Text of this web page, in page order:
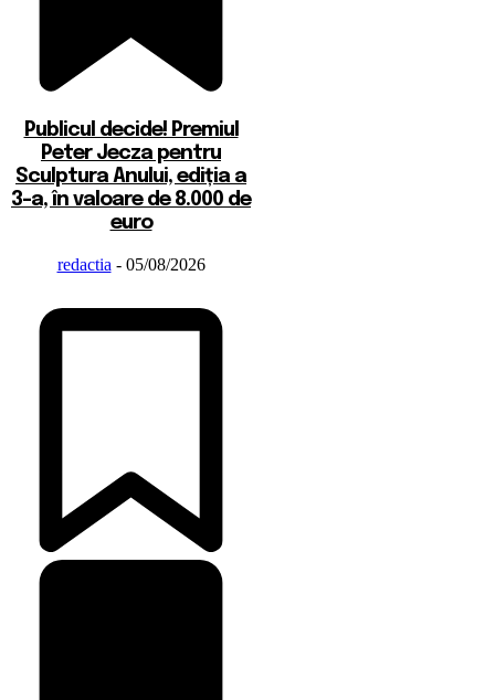
Publicul decide! Premiul
Peter Jecza pentru
Sculptura Anului, ediția a
3-a, în valoare de 8.000 de
euro
redactia - 05/08/2026